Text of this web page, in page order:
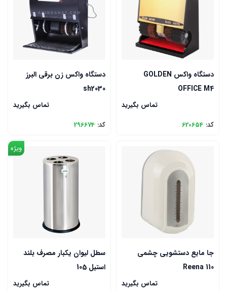
دستگاه واکس GOLDEN
OFFICE M4
تماس بگیرید
کد: 620654
دستگاه واکس زن برقی البرز
sh2030
تماس بگیرید
کد: 296674
جا مایع دستشویی چشمی
Reena 110
تماس بگیرید
ویژه
سطل لیوان یکبار مصرف بلند
استیل 105
تماس بگیرید